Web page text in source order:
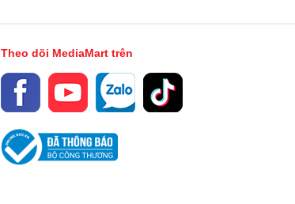
Theo dõi MediaMart trên